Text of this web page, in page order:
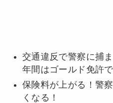
交通違反で警察に捕
年間はゴールド免許
保険料が上がる！警
くなる！